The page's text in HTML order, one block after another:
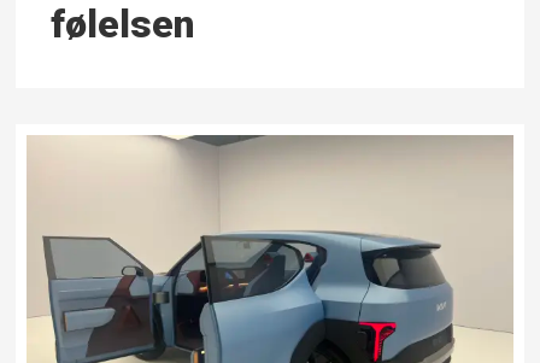
følelsen